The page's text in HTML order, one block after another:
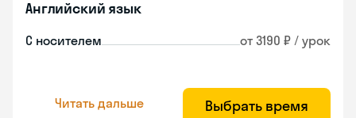
Английский язык
С носителем от 3190 ₽ / урок
Читать дальше Выбрать время